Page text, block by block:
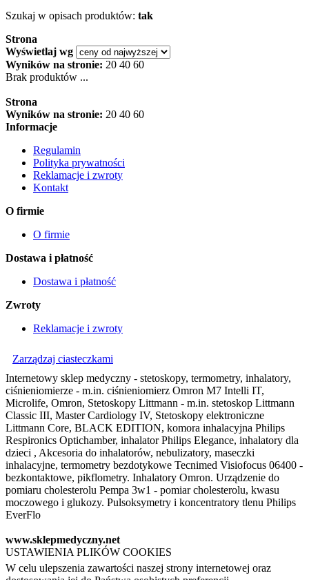
Szukaj w opisach produktów: tak
Strona
Wyświetlaj wg
Wyników na stronie: 20 40 60
Brak produktów ...
Strona
Wyników na stronie: 20 40 60
Informacje
Regulamin
Polityka prywatności
Reklamacje i zwroty
Kontakt
O firmie
O firmie
Dostawa i płatność
Dostawa i płatność
Zwroty
Reklamacje i zwroty
Zarządzaj ciasteczkami
Internetowy sklep medyczny - stetoskopy, termometry, inhalatory,
ciśnieniomierze - m.in. ciśnieniomierz Omron M7 Intelli IT,
Microlife, Omron, Stetoskopy Littmann - m.in. stetoskop Littmann
Classic III, Master Cardiology IV, Stetoskopy elektroniczne
Littmann Core, BLACK EDITION, komora inhalacyjna Philips
Respironics Optichamber, inhalator Philips Elegance, inhalatory dla
dzieci , Akcesoria do inhalatorów, nebulizatory, maseczki
inhalacyjne, termometry bezdotykowe Tecnimed Visiofocus 06400 -
bezkontaktowe, pikflometry. Inhalatory Omron. Urządzenie do
pomiaru cholesterolu Pempa 3w1 - pomiar cholesterolu, kwasu
moczowego i glukozy. Pulsoksymetry i koncentratory tlenu Philips
EverFlo
www.sklepmedyczny.net
USTAWIENIA PLIKÓW COOKIES
W celu ulepszenia zawartości naszej strony internetowej oraz